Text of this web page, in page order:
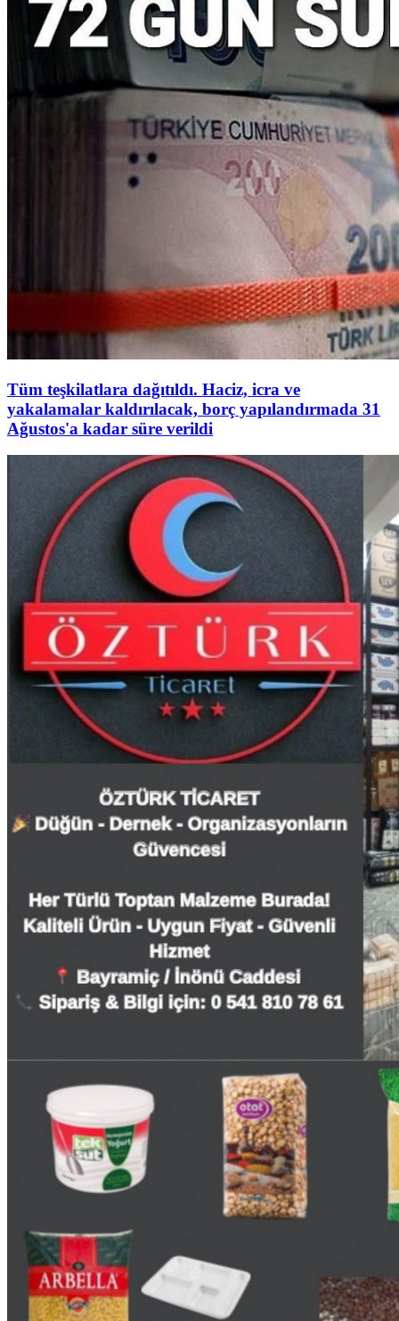
Tüm teşkilatlara dağıtıldı. Haciz, icra ve
yakalamalar kaldırılacak, borç yapılandırmada 31
Ağustos'a kadar süre verildi